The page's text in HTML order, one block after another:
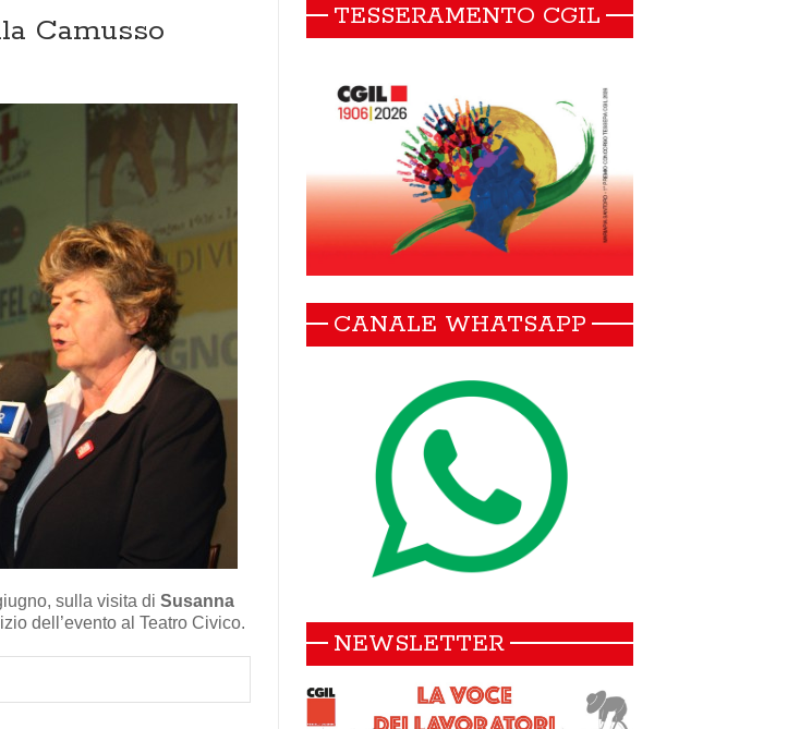
Camusso
sulla visita di Susanna
dell’evento al Teatro Civico.
TESSERAMENTO CGIL
CANALE WHATSAPP
NEWSLETTER